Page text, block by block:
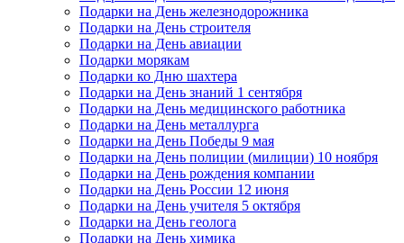
Подарки на День железнодорожника
Подарки на День строителя
Подарки на День авиации
Подарки морякам
Подарки ко Дню шахтера
Подарки на День знаний 1 сентября
Подарки на День медицинского работника
Подарки на День металлурга
Подарки на День Победы 9 мая
Подарки на День полиции (милиции) 10 ноября
Подарки на День рождения компании
Подарки на День России 12 июня
Подарки на День учителя 5 октября
Подарки на День геолога
Подарки на День химика